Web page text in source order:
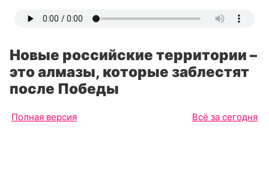
Новые российские территории –
это алмазы, которые заблестят
после Победы
Полная версия Всё за сегодня